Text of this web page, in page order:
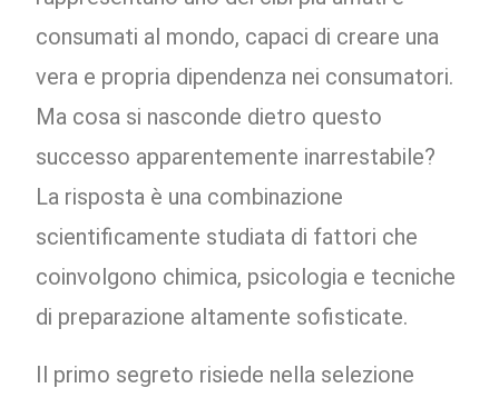
consumati al mondo, capaci di creare una
vera e propria dipendenza nei consumatori.
Ma cosa si nasconde dietro questo
successo apparentemente inarrestabile?
La risposta è una combinazione
scientificamente studiata di fattori che
coinvolgono chimica, psicologia e tecniche
di preparazione altamente sofisticate.
Il primo segreto risiede nella selezione